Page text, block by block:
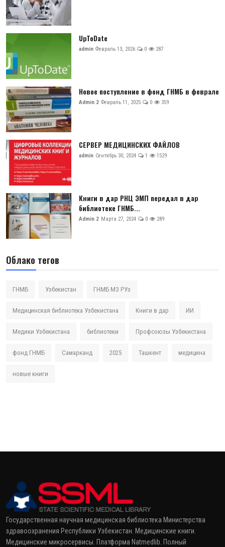
UpToDate
admin Февраль 13, 2026 0 287
Новое поступление в фонд ГНМБ в феврале
Admin 2 Февраль 11, 2025 0 359
СЕРВЕР МЕДИЦИНСКИХ ФАЙЛОВ
admin Сентябрь 30, 2024 1 1529
Книги в дар РНЦ ЭМП передал в дар
библиотеке ГНМБ...
Admin 2 Марта 27, 2024 0 289
Облако тегов
ГНМБ Узбекистан ГНМБ МЗ РУз
Медицинская библиотека Узбекистана Книги в дар ИИ
Медики Узбекистана библиотеки Профсоюзы Узбекистана
фонд ГНМБ Самарканд 2025 Ташкент медицина
новые книги
Государственная научная медицинская библиотека Министерства
здравоохранения Республики Узбекистан. Медицинские книги.
Медицинские микросервисы. Платформа Natmedlib. Полный